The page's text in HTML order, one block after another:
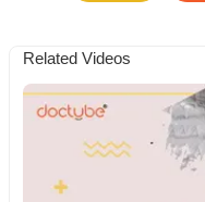
Related Videos